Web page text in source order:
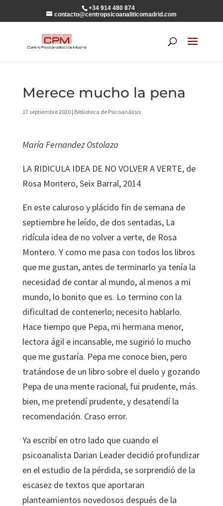
+34 914 480 874
contacto@centropsicoanaliticomadrid.com
Merece mucho la pena
17 septiembre 2020| Biblioteca de Psicoanálisis
María Fernandez Ostolaza
LA RIDICULA IDEA DE NO VOLVER A VERTE, de
Rosa Montero, Seix Barral, 2014
En este caluroso y plácido fin de semana de
septiembre he leído, de dos sentadas, La
ridícula idea de no volver a verte, de Rosa
Montero. Y como me pasa con todos los libros
que me gustan, antes de terminarlo ya tenía la
necesidad de contar al mundo, al menos a mi
mundo, lo bonito que es. Lo termino con la
dificultad de contenerlo; necesito hablarlo.
Hace tiempo que Pepa, mi hermana menor,
lectora ágil e incansable, me sugirió lo mucho
que me gustaría. Pepa me conoce bien, pero
tratándose de un libro sobre el duelo y gozando
Pepa de una mente racional, fui prudente, más
bien, me pretendí prudente, y desatendí la
recomendación. Craso error.
Ya escribí en otro lado que cuando el
psicoanalista Darian Leader decidió profundizar
en el estudio de la pérdida, se sorprendió de la
escasez de textos que aportaran
planteamientos novedosos después de la